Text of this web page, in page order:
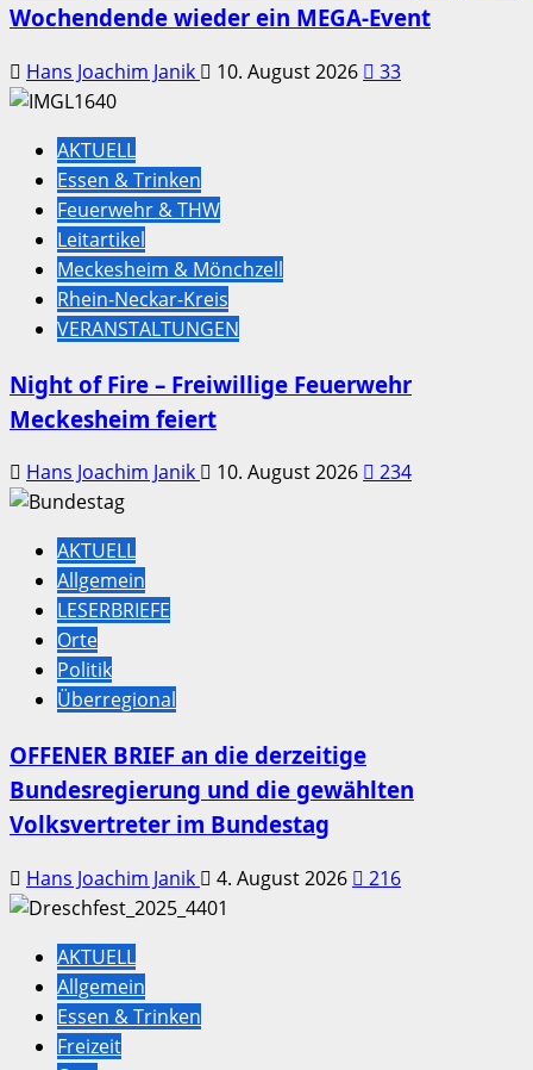
Wochendende wieder ein MEGA-Event
Hans Joachim Janik 10. August 2026 33
AKTUELL
Essen & Trinken
Feuerwehr & THW
Leitartikel
Meckesheim & Mönchzell
Rhein-Neckar-Kreis
VERANSTALTUNGEN
Night of Fire – Freiwillige Feuerwehr
Meckesheim feiert
Hans Joachim Janik 10. August 2026 234
AKTUELL
Allgemein
LESERBRIEFE
Orte
Politik
Überregional
OFFENER BRIEF an die derzeitige
Bundesregierung und die gewählten
Volksvertreter im Bundestag
Hans Joachim Janik 4. August 2026 216
AKTUELL
Allgemein
Essen & Trinken
Freizeit